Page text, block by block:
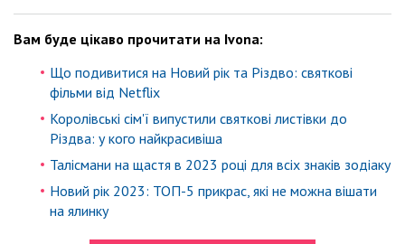
Вам буде цікаво прочитати на Ivona:
Що подивитися на Новий рік та Різдво: святкові
фільми від Netflix
Королівські сім'ї випустили святкові листівки до
Різдва: у кого найкрасивіша
Талісмани на щастя в 2023 році для всіх знаків зодіаку
Новий рік 2023: ТОП-5 прикрас, які не можна вішати
на ялинку